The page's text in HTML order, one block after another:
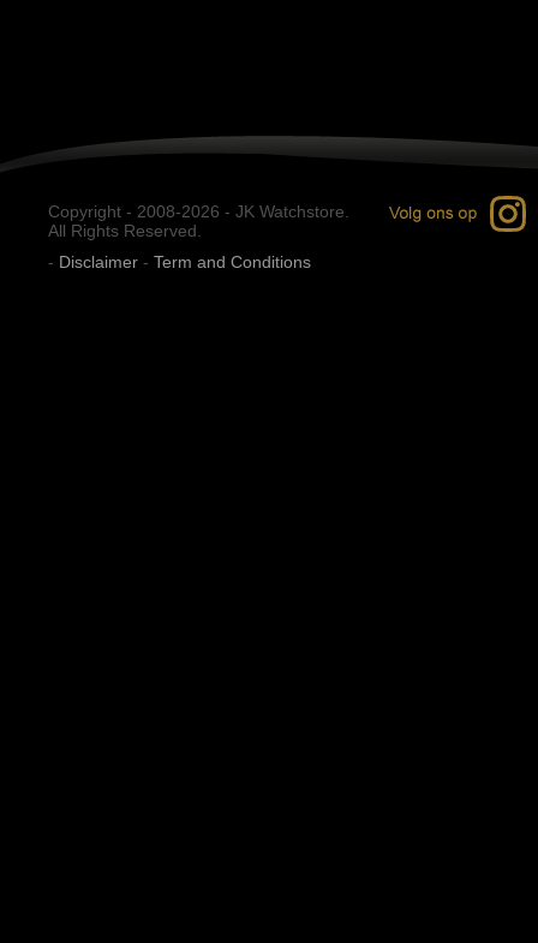
Copyright - 2008-2026 - JK Watchstore.
All Rights Reserved.
- Disclaimer - Term and Conditions